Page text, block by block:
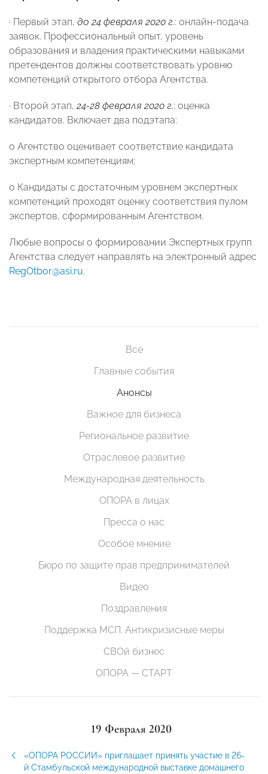
· Первый этап, до 24 февраля 2020 г.: онлайн-подача
заявок. Профессиональный опыт, уровень
образования и владения практическими навыками
претендентов должны соответствовать уровню
компетенций открытого отбора Агентства.
· Второй этап,24-28 февраля 2020 г.: оценка
кандидатов. Включает два подэтапа:
o Агентство оценивает соответствие кандидата
экспертным компетенциям;
o Кандидаты с достаточным уровнем экспертных
компетенций проходят оценку соответствия пулом
экспертов, сформированным Агентством.
Любые вопросы о формировании Экспертных групп
Агентства следует направлять на электронный адрес
RegOtbor@asi.ru.
Все
Главные события
Анонсы
Важное для бизнеса
Региональное развитие
Отраслевое развитие
Международная деятельность
ОПОРА в лицах
Пресса о нас
Особое мнение
Бюро по защите прав предпринимателей
Видео
Поздравления
Поддержка МСП. Антикризисные меры
СВОй бизнес
ОПОРА — СТАРТ
19 Февраля 2020
«ОПОРА РОССИИ» приглашает принять участие в 26-
й Стамбульской международной выставке домашнего